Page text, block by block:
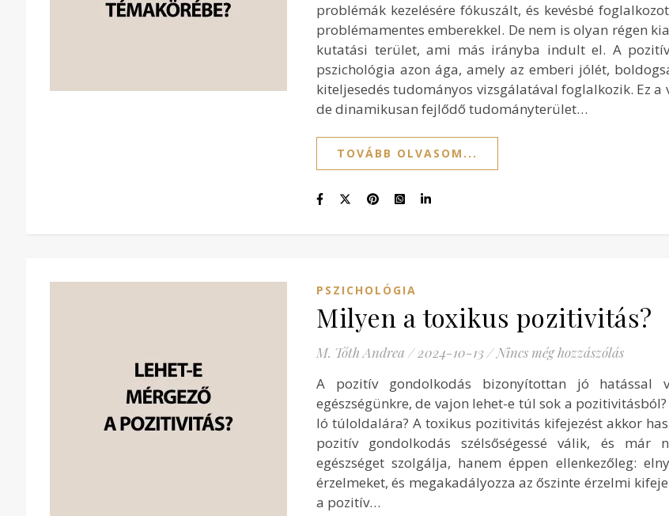
problémák kezelésére fókuszált, és kevésbé
problémamentes emberekkel. De nem is olyan régen
kutatási terület, ami más irányba indult el. A
pszichológia azon ága, amely az emberi jólét,
kiteljesedés tudományos vizsgálatával foglalkozik. Ez a
de dinamikusan fejlődő tudományterület…
TOVÁBB OLVASOM...
PSZICHOLÓGIA
Milyen a toxikus pozitivitás?
M. Tóth Andrea / 2024-10-13/ Nincs még hozzászólás
A pozitív gondolkodás bizonyítottan jó hatással
egészségünkre, de vajon lehet-e túl sok a
ló túloldalára? A toxikus pozitivitás kifejezést akkor
pozitív gondolkodás szélsőségessé válik, és már
egészséget szolgálja, hanem éppen ellenkezőleg:
érzelmeket, és megakadályozza az őszinte érzelmi
a pozitív…